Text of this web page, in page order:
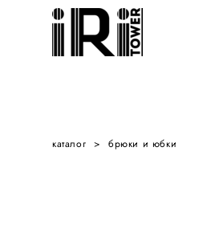
каталог > брюки и юбки